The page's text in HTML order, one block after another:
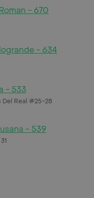
- 670
- 634
- 533
Del Real #25-28
- 539